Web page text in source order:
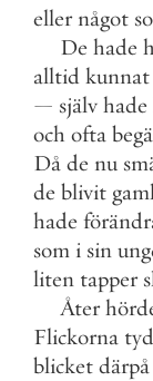
eller något
De hade
alltid kunnat
— själv hade
och ofta
Då de nu
de blivit
hade
som i sin
liten tapper
Åter
Flickorna
blicket därpå